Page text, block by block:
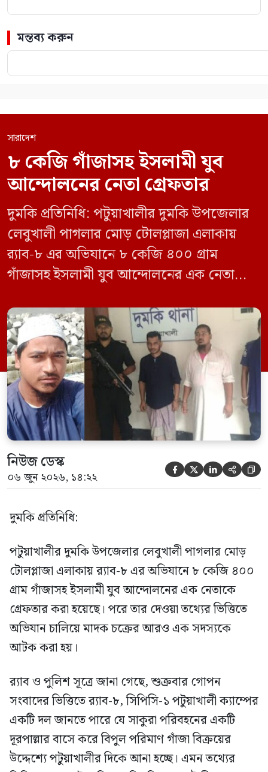
মন্তব্য করুন
সারাদেশ
৮ কেজি গাঁজাসহ ইসলামী যুব
আন্দোলনের নেতা গ্রেফতার
দুমকি প্রতিনিধি: পটুয়াখালীর দুমকি উপজেলার
লেবুখালী পাগলার মোড় টোলপ্লাজা এলাকায়
র‍্যাব-৮ এর অভিযানে ৮ কেজি ৪০০ গ্রাম
গাঁজাসহ ইসলামী যুব আন্দোলনের এক নেতাকে
ভিত্তিতে অভিযান চালিয়ে মাদক চক্রের আরও
এক সদস্যকে আটক করা হয়। র‍্যাব ও পুলিশ
সূত্রে জানা গেছে, শুক্রবার গোপন সংবাদের
ভিত্তিতে র‍্যাব-৮, সিপিসি-১ পটুয়াখালী ক্যাম্পের
[…]
নিউজ ডেস্ক
০৬ জুন ২০২৬, ১৪:২২     
দুমকি প্রতিনিধি:
পটুয়াখালীর দুমকি উপজেলার লেবুখালী পাগলার মোড়
টোলপ্লাজা এলাকায় র‍্যাব-৮ এর অভিযানে ৮ কেজি ৪০০
গ্রাম গাঁজাসহ ইসলামী যুব আন্দোলনের এক নেতাকে
গ্রেফতার করা হয়েছে। পরে তার দেওয়া তথ্যের ভিত্তিতে
অভিযান চালিয়ে মাদক চক্রের আরও এক সদস্যকে
আটক করা হয়।
র‍্যাব ও পুলিশ সূত্রে জানা গেছে, শুক্রবার গোপন
সংবাদের ভিত্তিতে র‍্যাব-৮, সিপিসি-১ পটুয়াখালী ক্যাম্পের
একটি দল জানতে পারে যে সাকুরা পরিবহনের একটি
দূরপাল্লার বাসে করে বিপুল পরিমাণ গাঁজা বিক্রয়ের
উদ্দেশ্যে পটুয়াখালীর দিকে আনা হচ্ছে। এমন তথ্যের